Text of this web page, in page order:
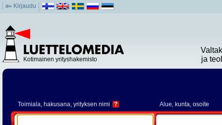
Kirjaudu
Kotimainen yrityshakemisto
ja
Toimiala, hakusana, yrityksen nimi ? Alue, kunta, osoite